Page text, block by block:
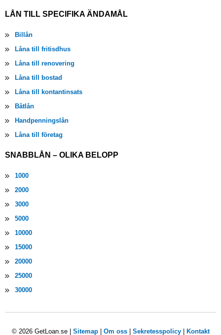
LÅN TILL SPECIFIKA ÄNDAMÅL
Billån
Låna till fritisdhus
Låna till renovering
Låna till bostad
Låna till kontantinsats
Båtlån
Handpenningslån
Låna till företag
SNABBLÅN – OLIKA BELOPP
1000
2000
3000
5000
10000
15000
20000
25000
30000
© 2026 GetLoan.se | Sitemap| Om oss| Sekretesspolicy| Kontakt